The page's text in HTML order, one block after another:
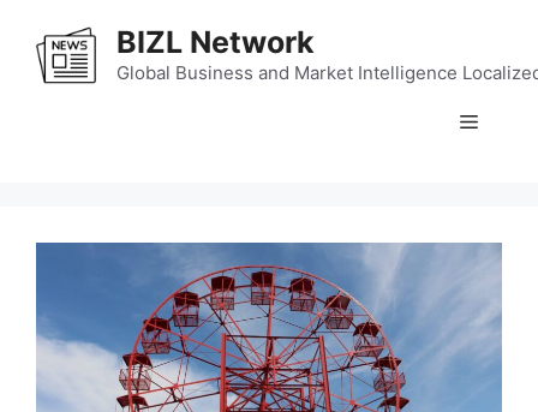
content
BIZL Network
Global Business and Market Intelligence
Menu